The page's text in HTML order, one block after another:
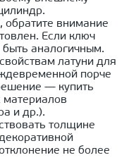
внимание
Если ключ
быть аналогичным.
латуни для
порче
— купить
материалов
и др.).
толщине
не более